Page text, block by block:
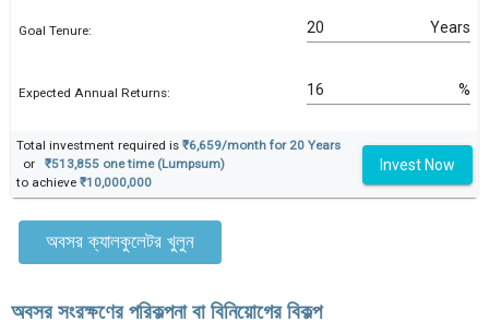
Goal Tenure: Years
Expected Annual Returns: %
Total investment required is ₹6,659/month for 20 Years
or ₹513,855 one time (Lumpsum)
to achieve ₹10,000,000
Invest Now
অবসর ক্যালকুলেটর খুলুন
অবসর সংরক্ষণের পরিকল্পনা বা বিনিয়োগের বিকল্প